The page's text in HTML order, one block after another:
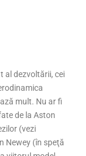
al dezvoltării, cei
mult. Nu ar fi
de la Aston
(vezi
Newey (în speţă